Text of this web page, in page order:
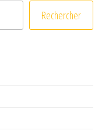
Rechercher